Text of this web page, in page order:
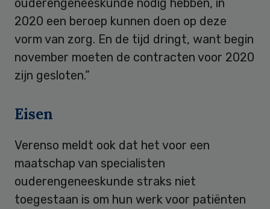
2020 een beroep kunnen doen op deze
vorm van zorg. En de tijd dringt, want begin
november moeten de contracten voor 2020
zijn gesloten.”
Eisen
Verenso meldt ook dat het voor een
maatschap van specialisten
ouderengeneeskunde straks niet
toegestaan is om hun werk voor patiënten